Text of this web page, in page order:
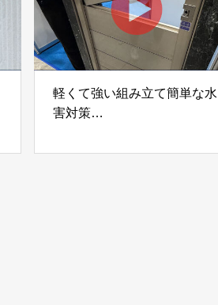
軽くて強い組み立て簡単な水
害対策
ー」